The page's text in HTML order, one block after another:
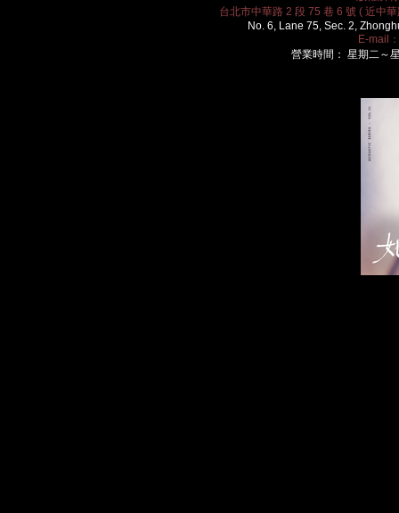
台北市中華路 2 段 75 巷 6 號 ( 近中
No. 6, Lane 75, Sec. 2,
E-mail：
營業時間： 星期二～